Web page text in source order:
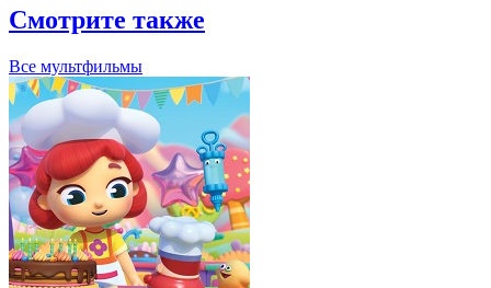
Смотрите также
Все мультфильмы